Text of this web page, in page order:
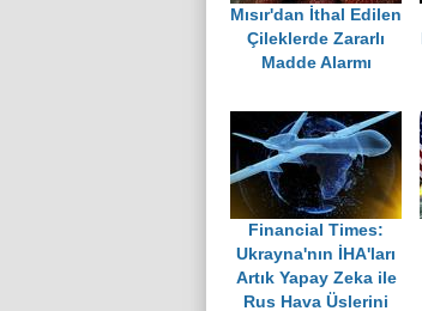
Mısır'dan İthal Edilen
Çileklerde Zararlı
Madde Alarmı
Financial Times:
Ukrayna'nın İHA'ları
Artık Yapay Zeka ile
Rus Hava Üslerini